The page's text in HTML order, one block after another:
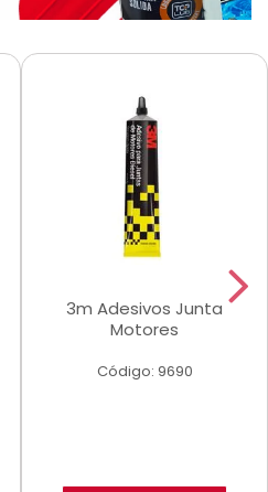
3m Adesivos Junta
Motores
Código: 9690